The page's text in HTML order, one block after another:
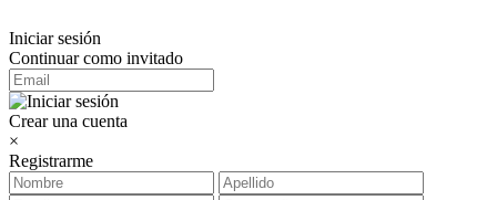
Iniciar sesión
Continuar como invitado
Crear una cuenta
×
Registrarme